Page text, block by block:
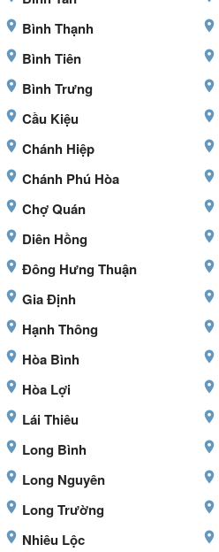
Bình Thạnh
Bình Tiên
Bình Trưng
Cầu Kiệu
Chánh Hiệp
Chánh Phú Hòa
Chợ Quán
Diên Hồng
Đông Hưng Thuận
Gia Định
Hạnh Thông
Hòa Bình
Hòa Lợi
Lái Thiêu
Long Bình
Long Nguyên
Long Trường
Nhiêu Lộc